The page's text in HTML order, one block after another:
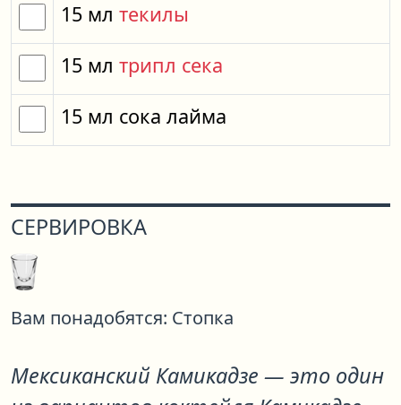
15 мл текилы
15 мл трипл сека
15 мл сока лайма
СЕРВИРОВКА
Вам понадобятся: Стопка
Мексиканский Камикадзе — это один